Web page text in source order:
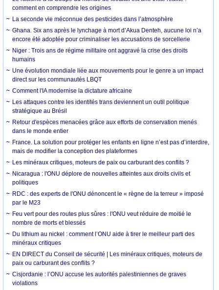
comment en comprendre les origines
La seconde vie méconnue des pesticides dans l’atmosphère
Ghana. Six ans après le lynchage à mort d’Akua Denteh, aucune loi n’a
encore été adoptée pour criminaliser les accusations de sorcellerie
Niger : Trois ans de régime militaire ont aggravé la crise des droits
humains
Une évolution mondiale liée aux mouvements pour le genre a un impact
direct sur les communautés LBQT
Comment l'IA modernise la dictature africaine
Les attaques contre les identités trans deviennent un outil politique
stratégique au Brésil
Retour d'espèces menacées grâce aux efforts de conservation menés
dans le monde entier
France. La solution pour protéger les enfants en ligne n’est pas d’interdire,
mais de modifier la conception des plateformes
Les minéraux critiques, moteurs de paix ou carburant des conflits ?
Nicaragua : l'ONU déplore de nouvelles atteintes aux droits civils et
politiques
RDC : des experts de l'ONU dénoncent le « règne de la terreur » imposé
par le M23
Feu vert pour des routes plus sûres : l'ONU veut réduire de moitié le
nombre de morts et blessés
Du lithium au nickel : comment l’ONU aide à tirer le meilleur parti des
minéraux critiques
EN DIRECT du Conseil de sécurité | Les minéraux critiques, moteurs de
paix ou carburant des conflits ?
Cisjordanie : l’ONU accuse les autorités palestiniennes de graves
violations